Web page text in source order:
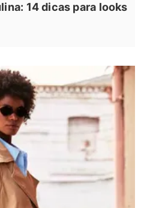
14 dicas para looks